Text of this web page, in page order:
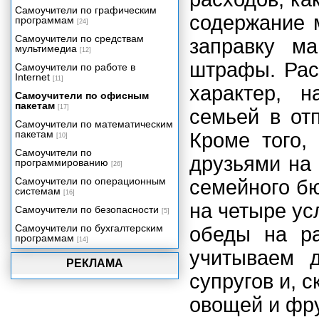
содержание
заправку
штрафы.
характер,
семьей в
Кроме
друзьями на
семейного
на четыре
обеды на
учитываем
супругов и,
овощей и
РЕКЛАМА
Учет при мелкотоварном
регистрации к журналу
операций.
Таблица 1: покупка и расход
материалов
Таблица 2: расход материалов
на изделия
Таблица 3: распределение
выручки по изделиям
Таблица 4: распределение
прибыли по изделиям
Функции рабочего листа
Самоучители по графическим
программам [24]
Самоучители по средствам
мультимедиа [12]
Самоучители по работе в
Internet [11]
Самоучители по офисным
пакетам [17]
Самоучители по математическим
пакетам [10]
Самоучители по
программированию [26]
Самоучители по операционным
системам [16]
Самоучители по безопасности [5]
Самоучители по бухгалтерским
программам [14]